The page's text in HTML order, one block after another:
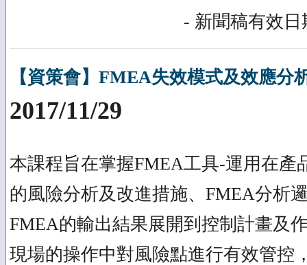
- 新聞稿有效日
【資策會】FMEA失效模式及效應分
2017/11/29
本課程旨在掌握FMEA工具-運用在產
的風險分析及改進措施、FMEA分析
FMEA的輸出結果展開到控制計畫及
現場的操作中對風險點進行有效管控